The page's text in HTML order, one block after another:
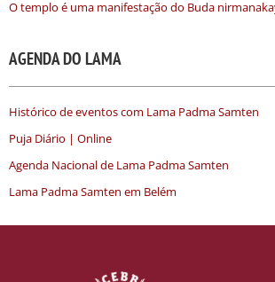
O templo é uma manifestação do Buda
AGENDA DO LAMA
Histórico de eventos com Lama Padma Samten
Puja Diário | Online
Agenda Nacional de Lama Padma Samten
Lama Padma Samten em Belém